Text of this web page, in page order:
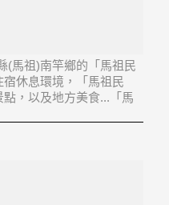
(馬祖)南竿鄉的「馬祖民
休息環境，「馬祖民
，以及地方美食...「馬